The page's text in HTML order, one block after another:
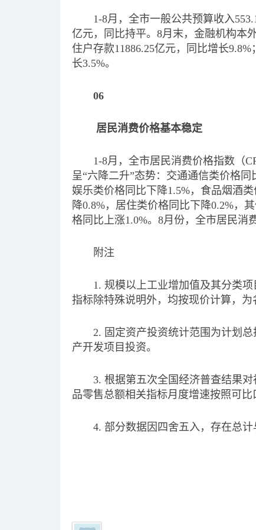
1-8月，全市一般公共预算收入
亿元，同比持平。8月末，金融机构本
住户存款11886.25亿元，同比增长
长3.5%。
06
居民消费价格基本稳定
1-8月，全市居民消费价格指数（
呈“六降二升”态势：交通通信类价格
娱乐类价格同比下降1.5%，食品烟酒
降0.8%，居住类价格同比下降0.2%，
格同比上涨1.0%。8月份，全市居民消
附注
1. 规模以上工业增加值及其分类
指标除特殊说明外，均按现价计算，为
2. 固定资产投资统计范围为计划
产开发项目投资。
3. 根据第五次全国经济普查结果
品零售总额相关指标月度增速按照可比
4. 部分数据因四舍五入，存在总计